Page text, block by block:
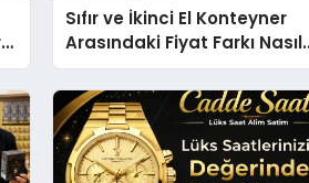
Sıfır ve İkinci El Konteyner
Arasındaki Fiyat Farkı Nasıl
Oluşur?